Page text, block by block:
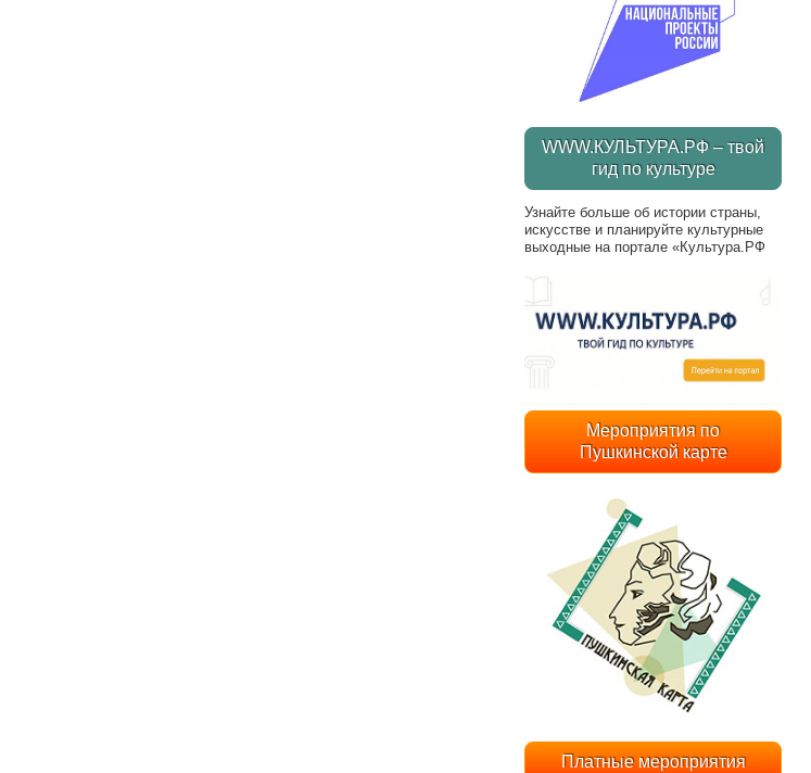
WWW.КУЛЬТУРА.РФ – твой
гид по культуре
Узнайте больше об истории страны,
искусстве и планируйте культурные
выходные на портале «Культура.РФ
Мероприятия по
Пушкинской карте
Платные мероприятия